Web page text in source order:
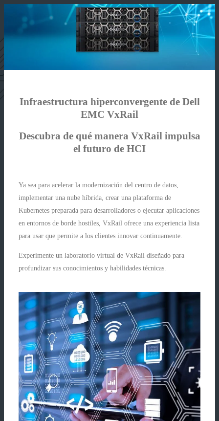
Infraestructura hiperconvergente de Dell
EMC VxRail
Descubra de qué manera VxRail impulsa
el futuro de HCI
Ya sea para acelerar la modernización del centro de datos,
implementar una nube híbrida, crear una plataforma de
Kubernetes preparada para desarrolladores o ejecutar aplicaciones
en entornos de borde hostiles, VxRail ofrece una experiencia lista
para usar que permite a los clientes innovar continuamente.
Experimente un laboratorio virtual de VxRail diseñado para
profundizar sus conocimientos y habilidades técnicas.